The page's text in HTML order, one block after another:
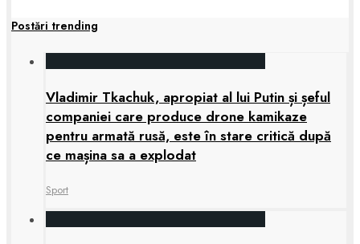
Postări trending
Vladimir Tkachuk, apropiat al lui Putin și șeful
companiei care produce drone kamikaze
pentru armată rusă, este în stare critică după
ce mașina sa a explodat
Sport